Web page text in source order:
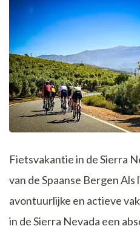
Fietsvakantie in de Sierra
van de Spaanse Bergen
avontuurlijke en actieve
in de Sierra Nevada een